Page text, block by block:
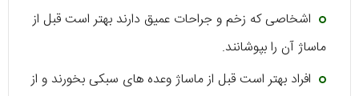
اشخاصی که زخم و جراحات عمیق دارند بهتر است قبل از
ماساژ آن را بپوشانند.
افراد بهتر است قبل از ماساژ وعده های سبکی بخورند و از